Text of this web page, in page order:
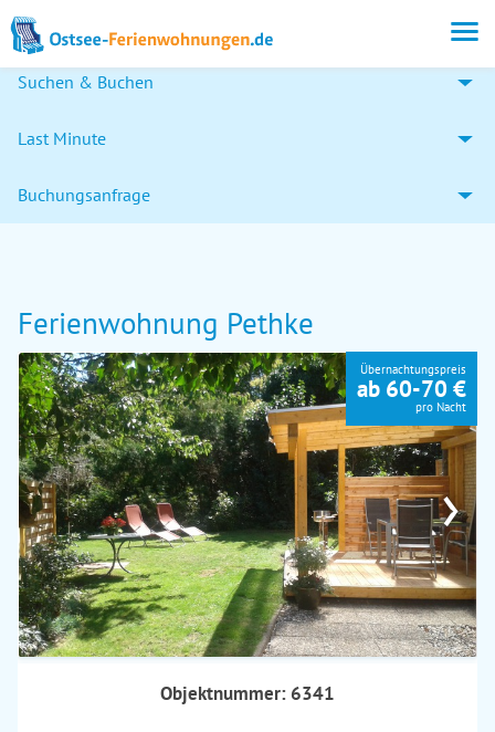
Suchen & Buchen
Last Minute
Buchungsanfrage
Ferienwohnung Pethke
›
Übernachtungspreis
ab 60-70 €
pro Nacht
Objektnummer: 6341